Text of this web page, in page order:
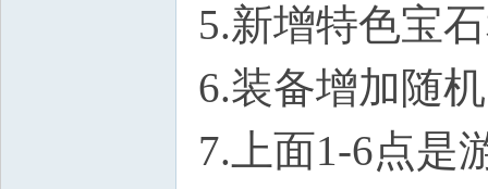
5.新增特色宝
6.装备增加随
7.上面1-6点是